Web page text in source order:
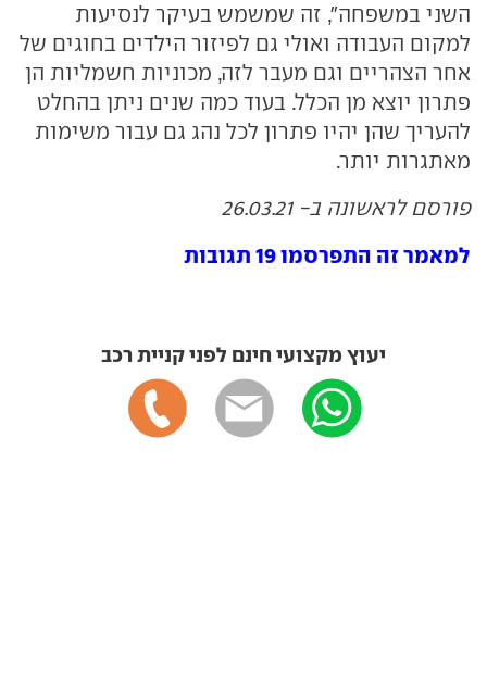
השני במשפחה", זה שמשמש בעיקר לנסיעות
למקום העבודה ואולי גם לפיזור הילדים בחוגים של
אחר הצהריים וגם מעבר לזה, מכוניות חשמליות הן
פתרון יוצא מן הכלל. בעוד כמה שנים ניתן בהחלט
להעריך שהן יהיו פתרון לכל נהג גם עבור משימות
מאתגרות יותר.
פורסם לראשונה ב- 26.03.21
למאמר זה התפרסמו 19 תגובות
יעוץ מקצועי חינם לפני קניית רכב